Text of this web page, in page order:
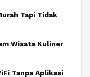
Tapi Tidak
Wisata Kuliner
Tanpa Aplikasi